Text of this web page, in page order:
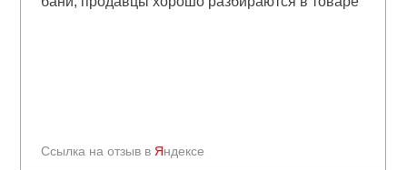
Ссылка на отзыв в Яндексе